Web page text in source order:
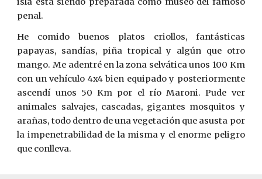
penal.
He comido buenos platos criollos, fantásticas
papayas, sandías, piña tropical y algún que otro
mango. Me adentré en la zona selvática unos 100 Km
con un vehículo 4x4 bien equipado y posteriormente
ascendí unos 50 Km por el río Maroni. Pude ver
animales salvajes, cascadas, gigantes mosquitos y
arañas, todo dentro de una vegetación que asusta por
la impenetrabilidad de la misma y el enorme peligro
que conlleva.